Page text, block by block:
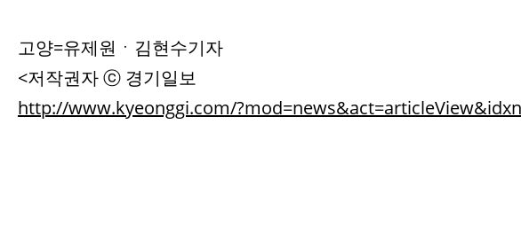
고양=유제원ㆍ김현수기자
<저작권자 ⓒ 경기일보
http://www.kyeonggi.com/